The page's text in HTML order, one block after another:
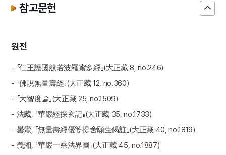
참고문헌
원전
- 『仁王護國般若波羅蜜多經』(大正藏 8, no.246)
- 『佛說無量壽經』(大正藏 12, no.360)
- 『大智度論』(大正藏 25, no.1509)
- 法藏, 『華嚴經探玄記』(大正藏 35, no.1733)
- 曇鸞, 『無量壽經優婆提舍願生偈註』(大正藏 40, no.1819)
- 義湘, 『華嚴一乘法界圖』(大正藏 45, no.1887)